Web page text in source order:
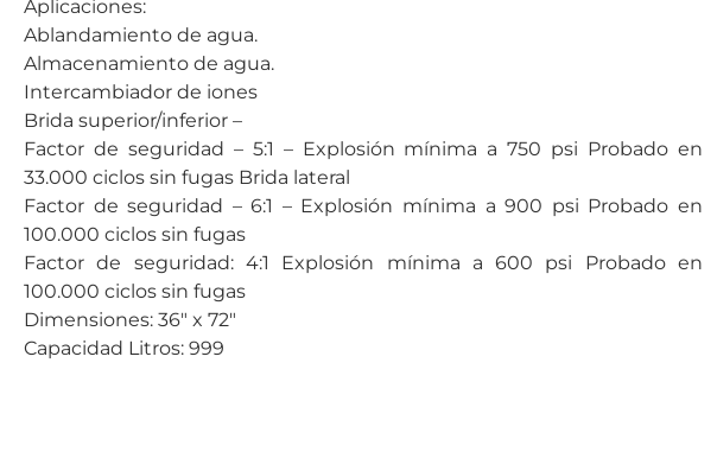
Aplicaciones:
Ablandamiento de agua.
Almacenamiento de agua.
Intercambiador de iones
Brida superior/inferior –
Factor de seguridad – 5:1 – Explosión mínima a 750 psi Probado en
33.000 ciclos sin fugas Brida lateral
Factor de seguridad – 6:1 – Explosión mínima a 900 psi Probado en
100.000 ciclos sin fugas
Factor de seguridad: 4:1 Explosión mínima a 600 psi Probado en
100.000 ciclos sin fugas
Dimensiones: 36″ x 72″
Capacidad Litros: 999